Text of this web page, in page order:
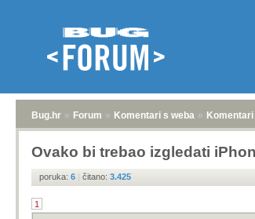
Bug.hr » Forum » Komentari s weba » Komentari
Ovako bi trebao izgledati
poruka: 6 | čitano: 3.425
1